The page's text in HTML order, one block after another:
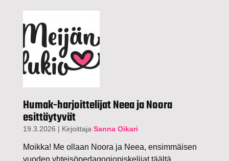
Humak-harjoittelijat Neea ja Noora
esittäytyvät
19.3.2026 | Kirjoittaja Sanna Oikari
Moikka! Me ollaan Noora ja Neea, ensimmäisen